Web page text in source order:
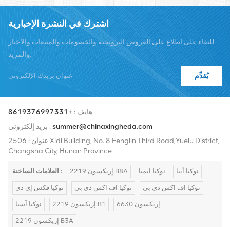
سنقوم بتوسيع حصتنا في السوق الدولية بمنتجات عالية الجودة وخدمات
عالية الجودة وأسعار معقولة والتسليم في الوقت المناسب.
اشترك في النشرة الإخبارية
للبقاء على اطلاع على العروض الترويجية والخصومات والمبيعات والأخبار
والمزيد.
يُقدِّم
هاتف : +8619376997331
بريد إلكتروني :summer@chinaxingheda.com
عنوان : 2506 Xidi Building, No. 8 Fenglin Third Road,Yuelu District,
Changsha City, Hunan Province
العلامات الساخنة : إريكسون 2219 B8A نوكيا ايميا نوكيا أبيا
نوكيا فكس إي دي نوكيا اف اكس دي بي نوكيا اف اكس دي بي
نوكيا آسيا إريكسون 2219 B1 إريكسون 6630
إريكسون 2219 B3A